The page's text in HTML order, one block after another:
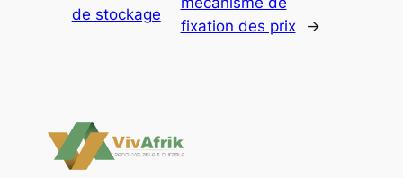
de stockage
fixation des prix
→